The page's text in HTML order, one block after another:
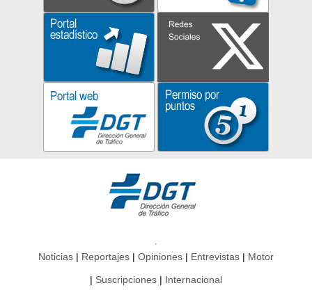
Noticias Reportajes Opiniones Entrevistas Motor
Suscripciones Internacional